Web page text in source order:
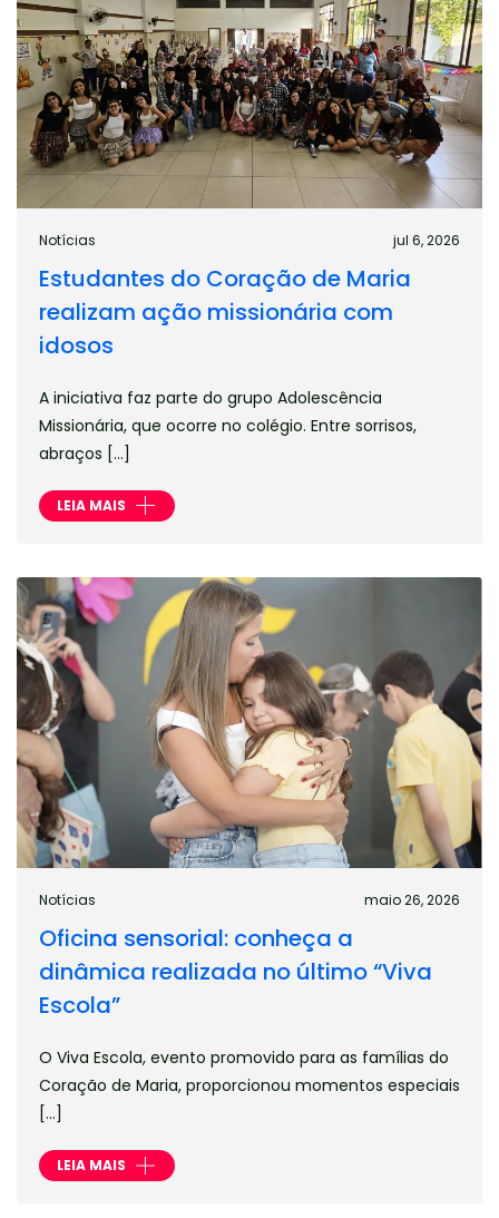
jul 6, 2026
Notícias
Estudantes do Coração de Maria
realizam ação missionária com
idosos
A iniciativa faz parte do grupo Adolescência
Missionária, que ocorre no colégio. Entre sorrisos,
abraços […]
LEIA MAIS
maio 26, 2026
Notícias
Oficina sensorial: conheça a
dinâmica realizada no último “Viva
Escola”
O Viva Escola, evento promovido para as famílias do
Coração de Maria, proporcionou momentos especiais
[…]
LEIA MAIS